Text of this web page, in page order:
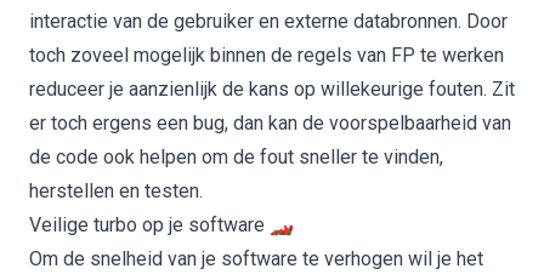
interactie van de gebruiker en externe databronnen. Door
toch zoveel mogelijk binnen de regels van FP te werken
reduceer je aanzienlijk de kans op willekeurige fouten. Zit
er toch ergens een bug, dan kan de voorspelbaarheid van
de code ook helpen om de fout sneller te vinden,
herstellen en testen.
Veilige turbo op je software 🏎️
Om de snelheid van je software te verhogen wil je het